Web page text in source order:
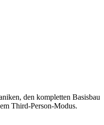
den kompletten Basisbau
Third-Person-Modus.